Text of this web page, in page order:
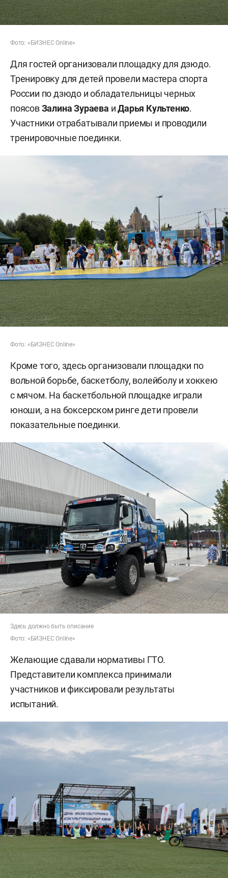
Фото: «БИЗНЕС Online»
Для гостей организовали площадку для дзюдо.
Тренировку для детей провели мастера спорта
России по дзюдо и обладательницы черных
поясовЗалина Зураева иДарья Культенко.
Участники отрабатывали приемы и проводили
тренировочные поединки.
Фото: «БИЗНЕС Online»
Кроме того, здесь организовали площадки по
вольной борьбе, баскетболу, волейболу и хоккею
с мячом. На баскетбольной площадке играли
юноши, а на боксерском ринге дети провели
показательные поединки.
Здесь должно быть описание
Фото: «БИЗНЕС Online»
Желающие сдавали нормативы ГТО.
Представители комплекса принимали
участников и фиксировали результаты
испытаний.